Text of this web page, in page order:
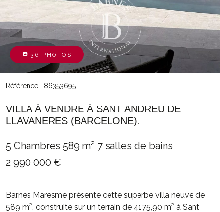
36 PHOTOS
Référence : 86353695
VILLA À VENDRE À SANT ANDREU DE
LLAVANERES (BARCELONE).
5 Chambres 589 m² 7 salles de bains
2 990 000 €
Barnes Maresme présente cette superbe villa neuve de
589 m², construite sur un terrain de 4175,90 m² à Sant